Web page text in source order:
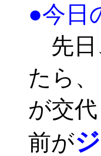
●今日
先日
たら
が交
前が